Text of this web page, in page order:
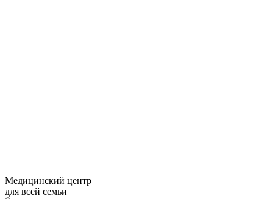
Медицинский центр
для всей семьи